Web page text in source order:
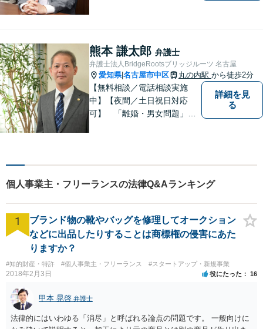
弁護士と事務職員が力を合わ
せ、依頼者のみなさまに満足
していただけるようサポート
いたします！
熊本 謙太郎 弁護士
弁護士法人BridgeRootsブリッジルーツ 名古屋
愛知県|名古屋市中区 丸の内駅 から徒歩2分
【無料相談／電話相談実施
中】【夜間／土日祝日対応
可】 「離婚・男女問題」
弁護士と事務職員が力を合わ
せ、依頼者のみなさまに満足
していただけるようサポート
いたします！
詳細を見
る
個人事業主・フリーランスの法律Q&Aランキング
1
ブランド物の靴やバッグを修理してオークション
などに出品したりすることは商標権の侵害にあた
りますか？
#知的財産・特許 #個人事業主・フリーランス #スタートアップ・新規事業
2018年2月3日 役にたった 16
甲本 晃啓 弁護士
法律的にはいわゆる「消尽」と呼ばれる論点の問題です。 一般向けに